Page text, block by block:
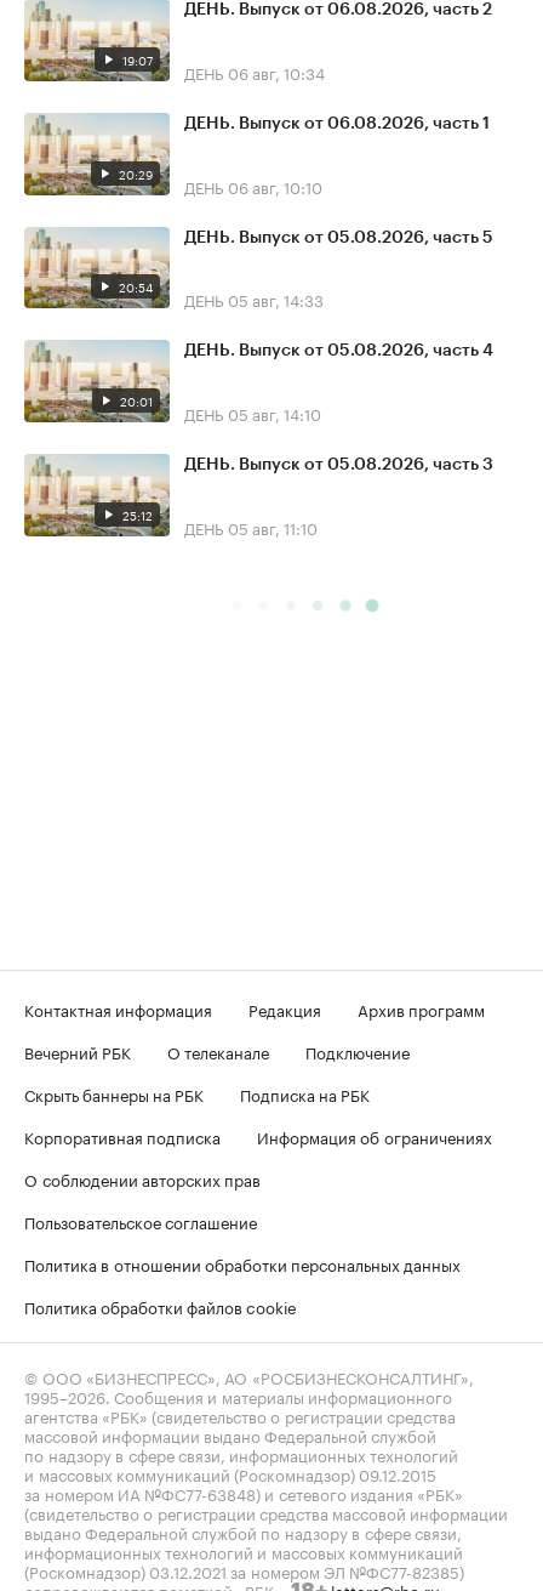
19:07
ДЕНЬ. Выпуск от 06.08.2026, часть 2
ДЕНЬ 06 авг, 10:34
20:29
ДЕНЬ. Выпуск от 06.08.2026, часть 1
ДЕНЬ 06 авг, 10:10
20:54
ДЕНЬ. Выпуск от 05.08.2026, часть 5
ДЕНЬ 05 авг, 14:33
20:01
ДЕНЬ. Выпуск от 05.08.2026, часть 4
ДЕНЬ 05 авг, 14:10
25:12
ДЕНЬ. Выпуск от 05.08.2026, часть 3
ДЕНЬ 05 авг, 11:10
Контактная информация Редакция
Архив программ
Вечерний РБК
О телеканале
Подключение
Скрыть баннеры на РБК
Подписка на РБК
Корпоративная подписка
Информация об ограничениях
О соблюдении авторских прав
Пользовательское соглашение
Политика в отношении обработки персональных данных
Политика обработки файлов cookie
© ООО «БИЗНЕСПРЕСС», АО «РОСБИЗНЕСКОНСАЛТИНГ»,
1995–2026 . Сообщения и материалы информационного
агентства «РБК» (свидетельство о регистрации средства
массовой информации выдано Федеральной службой
по надзору в сфере связи, информационных технологий
и массовых коммуникаций (Роскомнадзор) 09.12.2015
за номером ИА №ФС77-63848) и сетевого издания «РБК»
(свидетельство о регистрации средства массовой информации
выдано Федеральной службой по надзору в сфере связи,
информационных технологий и массовых коммуникаций
(Роскомнадзор) 03.12.2021 за номером ЭЛ №ФС77-82385)